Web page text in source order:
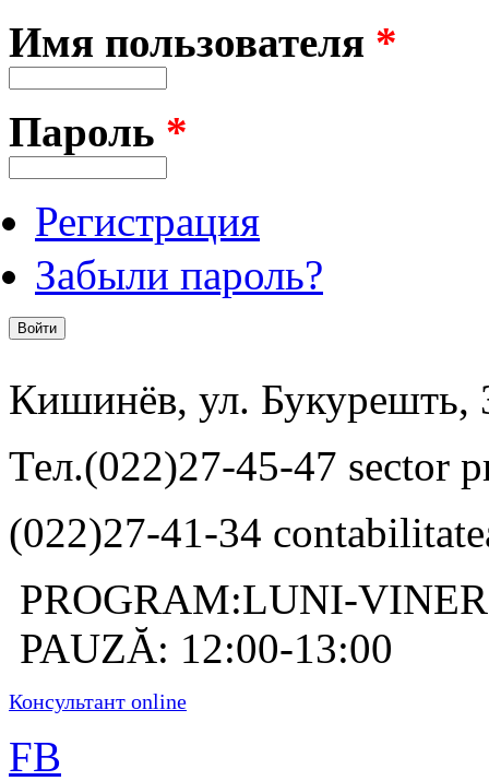
Имя пользователя *
Пароль *
Регистрация
Забыли пароль?
Кишинёв, ул. Букурешть,
Тел.(022)27-45-47 sector
(022)27-41-34
PROGRAM:LUNI-
PAUZĂ: 12:00-13:00
Консультант online
FB